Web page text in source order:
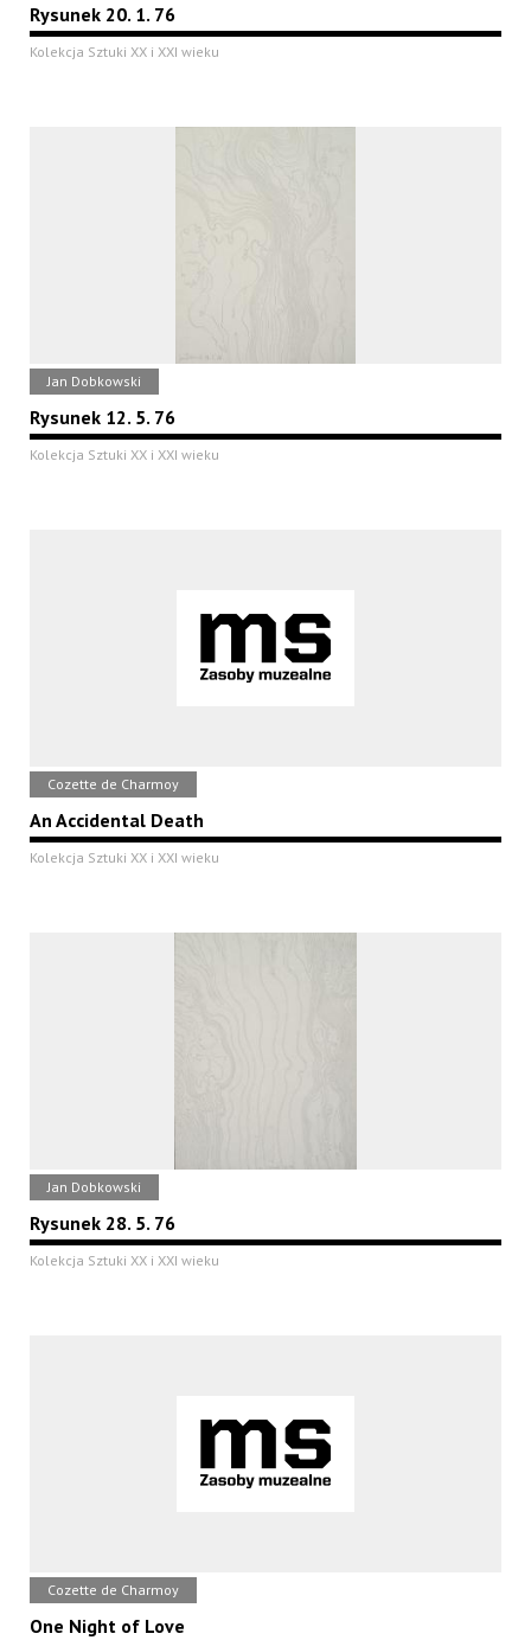
Rysunek 20. 1. 76
Kolekcja Sztuki XX i XXI wieku
Jan Dobkowski
Rysunek 12. 5. 76
Kolekcja Sztuki XX i XXI wieku
Cozette de Charmoy
An Accidental Death
Kolekcja Sztuki XX i XXI wieku
Jan Dobkowski
Rysunek 28. 5. 76
Kolekcja Sztuki XX i XXI wieku
Cozette de Charmoy
One Night of Love